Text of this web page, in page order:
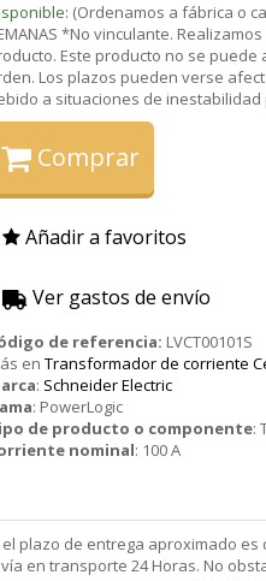
(Ordenamos a fábrica o
*No vinculante.
Este producto no se
Los plazos pueden verse
a situaciones de
Comprar
Añadir a favoritos
Ver gastos de envío
de referencia: LVCT00101S
enTransformador de corriente
: Schneider Electric
: PowerLogic
de producto o componente:
nominal: 100 A
plazo de entrega aproximado es
en transporte 24 Horas. No